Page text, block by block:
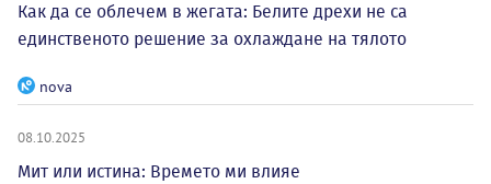
Как да се облечем в жегата: Белите дрехи не са
единственото решение за охлаждане на тялото
nova
08.10.2025
Мит или истина: Времето ми влияе